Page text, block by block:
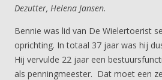
Dezutter, Helena Jansen.
Bennie was lid van De Wielertoerist
oprichting. In totaal 37 jaar was hij
Hij vervulde 22 jaar een
als penningmeester. Dat moet een